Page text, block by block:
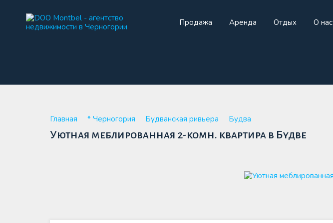
Продажа Аренда Отдых
Продажа Аренда Отдых О нас
Главная * Черногория Будванская ривьера Будва
Уютная меблированная 2-комн. квартира в Будве